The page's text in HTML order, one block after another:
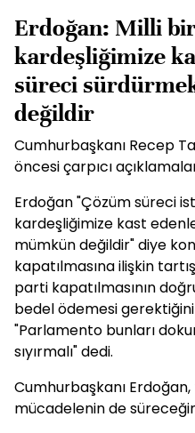
Erdoğan: Milli
kardeşliğimize
süreci
değildir
Cumhurbaşkanı Recep
öncesi çarpıcı
Erdoğan "Çözüm süreci
kardeşliğimize kast
mümkün değildir" diye
kapatılmasına ilişkin
parti kapatılmasının
bedel ödemesi
"Parlamento bunları
sıyırmalı" dedi.
Cumhurbaşkanı
mücadelenin de